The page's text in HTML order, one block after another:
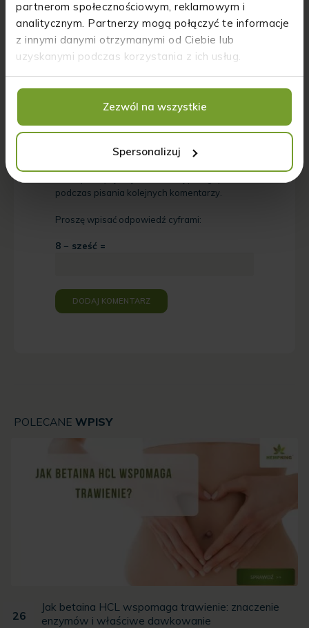
partnerom społecznościowym, reklamowym i
analitycznym. Partnerzy mogą połączyć te informacje
z innymi danymi otrzymanymi od Ciebie lub
uzyskanymi podczas korzystania z ich usług.
Zezwól na wszystkie
Spersonalizuj
Nazwa *
Adres email*
Witryna internetowa
podczas pisania kolejnych komentarzy.
Proszę wpisać odpowiedź cyframi:
8 − sześć =
POLECANE WPISY
26
Jak betaina HCL wspomaga trawienie: znaczenie
enzymów i właściwe dawkowanie